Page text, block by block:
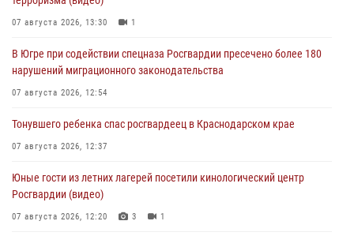
07 августа 2026, 13:30 1
В Югре при содействии спецназа Росгвардии пресечено более 180
нарушений миграционного законодательства
07 августа 2026, 12:54
Тонувшего ребенка спас росгвардеец в Краснодарском крае
07 августа 2026, 12:37
Юные гости из летних лагерей посетили кинологический центр
Росгвардии (видео)
07 августа 2026, 12:20 3 1